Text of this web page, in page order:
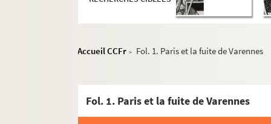
Accueil CCFr > Fol. 1. Paris et la fuite de Varennes
Fol. 1. Paris et la fuite de Varennes
Documents relatifs à ses activités de
4-MS-1726. Notes diverses de Louis Fiaux
Etudes relatives à la médecine et à la police
Documentation relative àManon Lescaut